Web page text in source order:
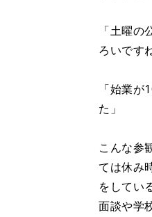
「土曜
ろいです
「始業
た」
こんな参
ては休み
をしてい
面談や学